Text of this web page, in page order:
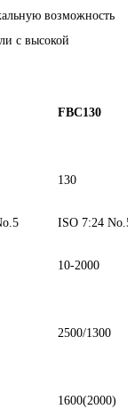
возможность
с высокой
FBC130
130
ISO 7:24 No.5
10-2000
2500/1300
1600(2000)